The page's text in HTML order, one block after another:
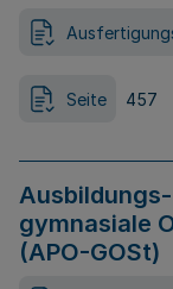
Seite 457
gymnasiale
(APO-GOSt)